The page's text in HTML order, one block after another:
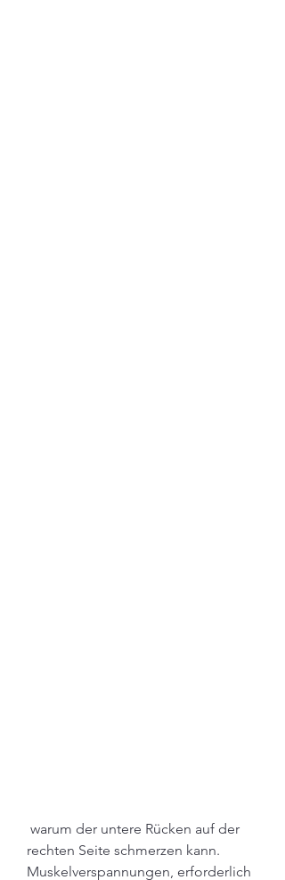
rechten Seite schmerzen kann.
Muskelverspannungen, erforderlich